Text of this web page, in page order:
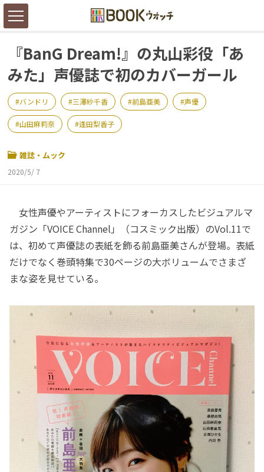
『BanG Dream!』の丸山彩役「あ
みた」声優誌で初のカバーガール
バンドリ 三澤紗千香 前島亜美 声優
山田麻莉奈 逢田梨香子
雑誌・ムック
2020/5/ 7
女性声優やアーティストにフォーカスしたビジュアルマ
ガジン「VOICE Channel」（コスミック出版）のVol.11で
は、初めて声優誌の表紙を飾る前島亜美さんが登場。表紙
だけでなく巻頭特集で30ページの大ボリュームでさまざ
まな姿を見せている。